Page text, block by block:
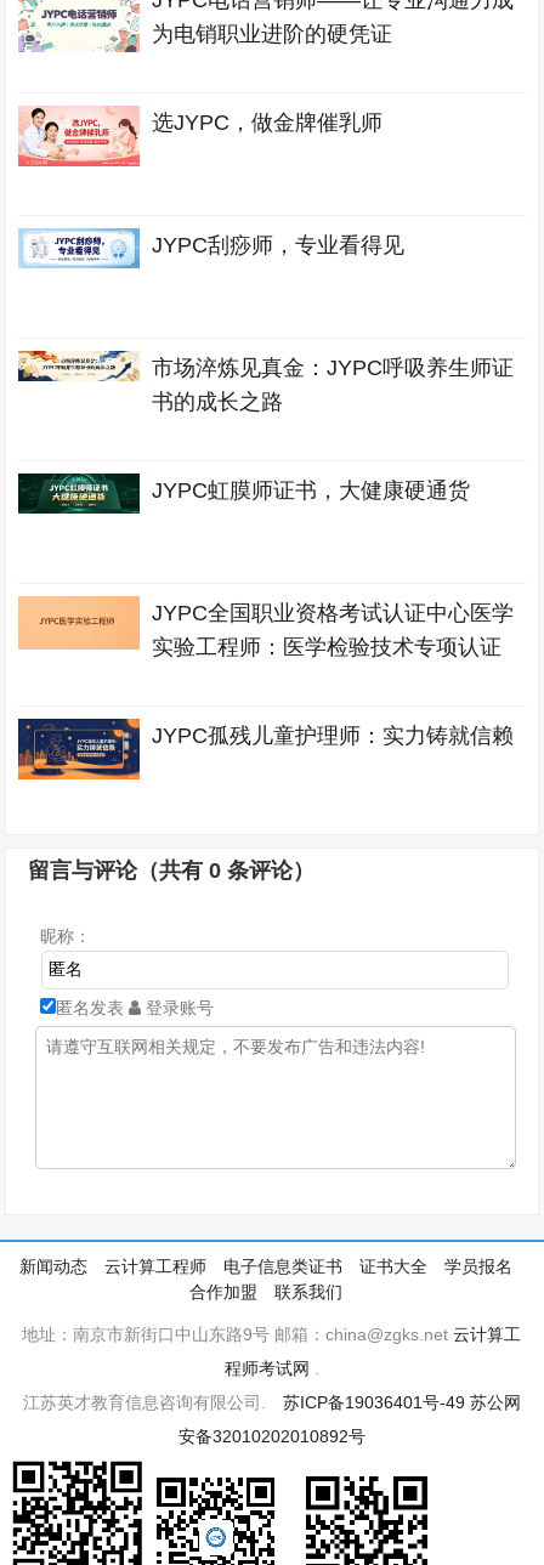
为电销职业进阶的硬凭证
选JYPC，做金牌催乳师
JYPC刮痧师，专业看得见
市场淬炼见真金：JYPC呼吸养生师证
书的成长之路
JYPC虹膜师证书，大健康硬通货
JYPC全国职业资格考试认证中心医学
实验工程师：医学检验技术专项认证
JYPC孤残儿童护理师：实力铸就信赖
留言与评论（共有0 条评论）
昵称：
匿名发表 登录账号
新闻动态 云计算工程师 电子信息类证书 证书大全
学员报名
合作加盟
联系我们
地址：南京市新街口中山东路9号 邮箱：china@zgks.net云计算工
程师考试网
江苏英才教育信息咨询有限公司. 苏ICP备19036401号-49 苏公网
安备32010202010892号